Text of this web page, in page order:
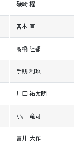
磯崎 櫂
宮本 亘
高橋 陸都
手銭 利玖
川口 祐太朗
小川 竜司
富井 大作